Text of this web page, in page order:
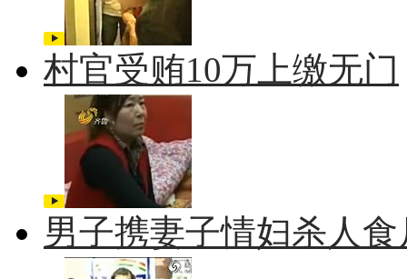
村官受贿10万上缴无门
男子携妻子情妇杀人食